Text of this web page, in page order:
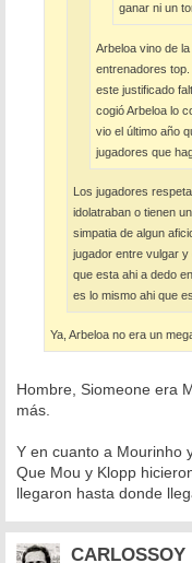
ganar ni un
Arbeloa vino de
entrenadores
este justificado
cogió Arbeloa lo
vio el último año
jugadores que
Los jugadores
idolatraban o tienen
simpatia de algun
jugador entre vulgar
que esta ahi a dedo
es lo mismo ahi que
Ya, Arbeloa no era un
Hombre, Siomeone era
más.
Y en cuanto a Mourinho
Que Mou y Klopp
llegaron hasta donde
CARLOSSOY